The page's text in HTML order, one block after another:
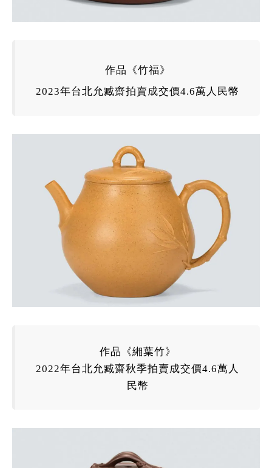
作品《竹福》
2023年台北允臧齋拍賣成交價4.6萬人民幣
作品《緗葉竹》
2022年台北允臧齋秋季拍賣成交價4.6萬人
民幣